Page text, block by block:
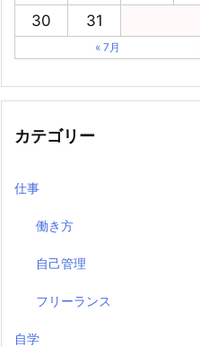
30
31
« 7月
カテゴリー
仕事
働き方
自己管理
フリーランス
自学